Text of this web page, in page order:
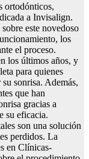
ortodónticos,
a Invisalign.
este novedoso
los
el proceso.
los últimos años, y
para quienes
sonrisa. Además,
que han
gracias a
su eficacia.
son una solución
perdidos. La
en Clínicas-